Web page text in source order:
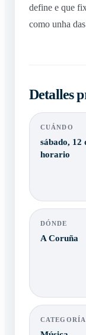
define e que
como unha
Detalles
CUÁNDO
sábado, 12
horario
DÓNDE
A Coruña
CATEGORÍA